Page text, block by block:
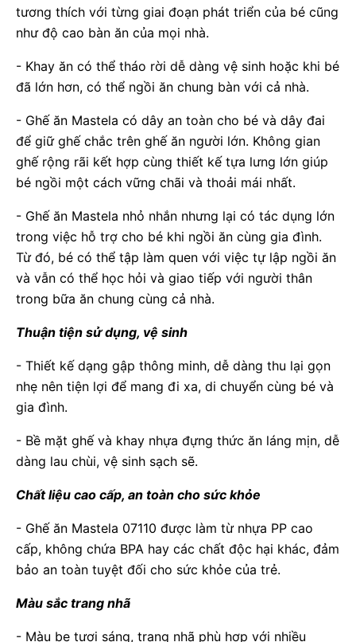
tương thích với từng giai đoạn phát triển của bé cũng
như độ cao bàn ăn của mọi nhà.
- Khay ăn có thể tháo rời dễ dàng vệ sinh hoặc khi bé
đã lớn hơn, có thể ngồi ăn chung bàn với cả nhà.
- Ghế ăn Mastela có dây an toàn cho bé và dây đai
để giữ ghế chắc trên ghế ăn người lớn. Không gian
ghế rộng rãi kết hợp cùng thiết kế tựa lưng lớn giúp
bé ngồi một cách vững chãi và thoải mái nhất.
- Ghế ăn Mastela nhỏ nhắn nhưng lại có tác dụng lớn
trong việc hỗ trợ cho bé khi ngồi ăn cùng gia đình.
Từ đó, bé có thể tập làm quen với việc tự lập ngồi ăn
và vẫn có thể học hỏi và giao tiếp với người thân
trong bữa ăn chung cùng cả nhà.
Thuận tiện sử dụng, vệ sinh
- Thiết kế dạng gập thông minh, dễ dàng thu lại gọn
nhẹ nên tiện lợi để mang đi xa, di chuyển cùng bé và
gia đình.
- Bề mặt ghế và khay nhựa đựng thức ăn láng mịn, dễ
dàng lau chùi, vệ sinh sạch sẽ.
Chất liệu cao cấp, an toàn cho sức khỏe
- Ghế ăn Mastela 07110 được làm từ nhựa PP cao
cấp, không chứa BPA hay các chất độc hại khác, đảm
bảo an toàn tuyệt đối cho sức khỏe của trẻ.
Màu sắc trang nhã
- Màu be tươi sáng, trang nhã phù hợp với nhiều